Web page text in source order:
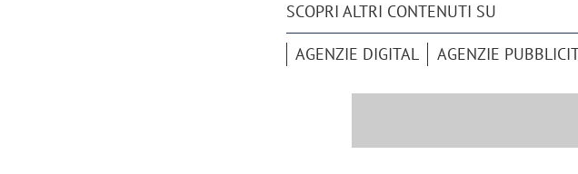
SCOPRI ALTRI CONTENUTI SU
AGENZIE DIGITAL AGENZIE